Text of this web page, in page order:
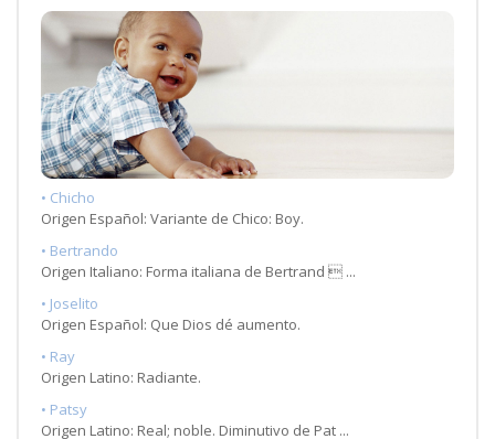
• Chicho
Origen Español: Variante de Chico: Boy.
• Bertrando
Origen Italiano: Forma italiana de Bertrand  ...
• Joselito
Origen Español: Que Dios dé aumento.
• Ray
Origen Latino: Radiante.
• Patsy
Origen Latino: Real; noble. Diminutivo de Pat ...